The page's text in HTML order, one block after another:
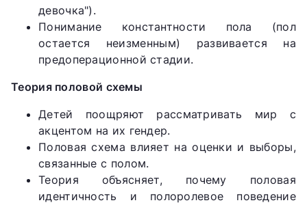
девочка").
Понимание константности пола (пол
остается неизменным) развивается на
предоперационной стадии.
Теория половой схемы
Детей поощряют рассматривать мир с
акцентом на их гендер.
Половая схема влияет на оценки и выборы,
связанные с полом.
Теория объясняет, почему половая
идентичность и полоролевое поведение